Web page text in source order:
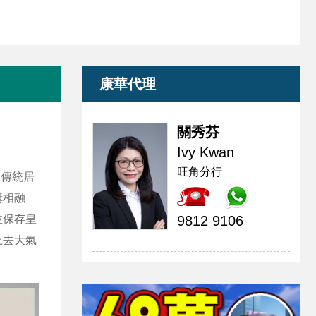
統居
融
存皇
去大氣
康華代理
關秀芬
Ivy Kwan
旺角分行
9812 9106